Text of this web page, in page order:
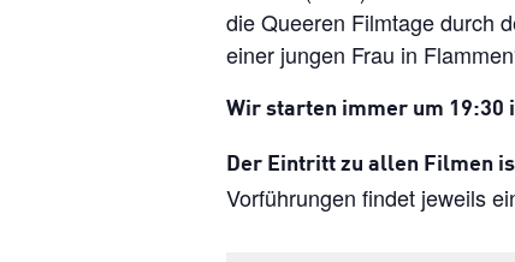
die Queeren Filmtage durch
einer jungen Frau in
Wir starten immer um 19:30
Der Eintritt zu allen Filmen
Vorführungen findet jeweils